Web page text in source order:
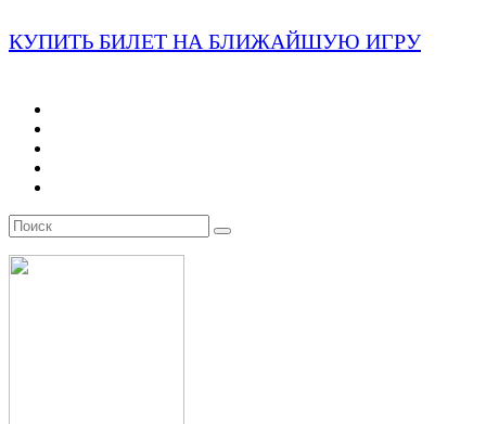
КУПИТЬ БИЛЕТ НА БЛИЖАЙШУЮ ИГРУ